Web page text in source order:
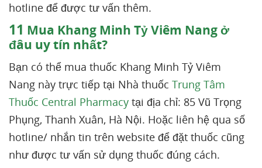
hotline để được tư vấn thêm.
11 Mua Khang Minh Tỷ Viêm Nang ở
đâu uy tín nhất?
Bạn có thể mua thuốc Khang Minh Tỷ Viêm
Nang này trực tiếp tại Nhà thuốc Trung Tâm
Thuốc Central Pharmacy tại địa chỉ: 85 Vũ Trọng
Phụng, Thanh Xuân, Hà Nội. Hoặc liên hệ qua số
hotline/ nhắn tin trên website để đặt thuốc cũng
như được tư vấn sử dụng thuốc đúng cách.